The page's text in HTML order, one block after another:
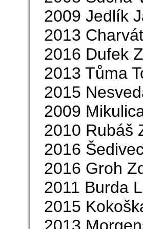
2009 Jedlík
2013
2016 Dufek
2013 Tůma
2015
2009
2010 Rubáš
2016
2016 Groh
2011 Burda
2015